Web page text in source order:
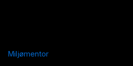
Miljømentor